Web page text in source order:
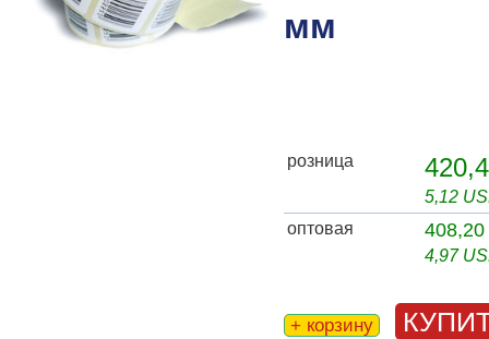
мм
розница
5,12
оптовая
4,97
+ корзину